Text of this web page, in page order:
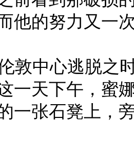
他的努力又一
敦中心逃脱之
一天下午，蜜
一张石凳上，